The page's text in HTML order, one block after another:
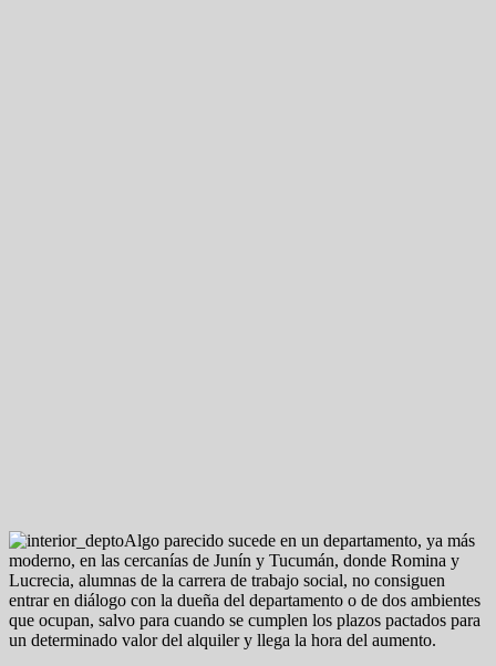
Algo parecido sucede en un departamento, ya más
moderno, en las cercanías de Junín y Tucumán, donde Romina y
Lucrecia, alumnas de la carrera de trabajo social, no consiguen
entrar en diálogo con la dueña del departamento o de dos ambientes
que ocupan, salvo para cuando se cumplen los plazos pactados para
un determinado valor del alquiler y llega la hora del aumento.